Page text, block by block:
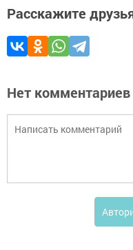
Расскажите
Нет комментариев